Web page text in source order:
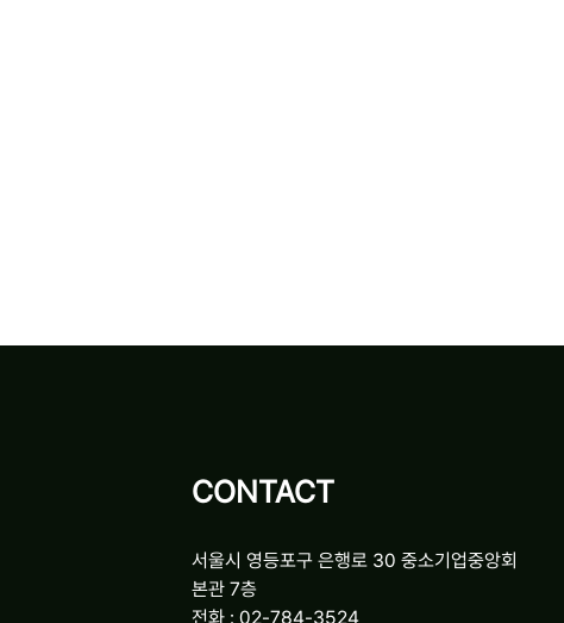
CONTACT
서울시 영등포구 은행로 30 중소기업중앙회
본관 7층
전화 : 02-784-3524